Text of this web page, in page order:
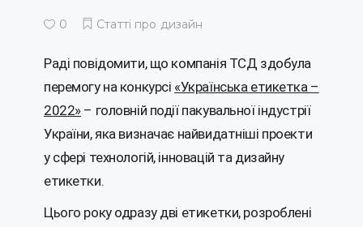
0 Статті про дизайн
Раді повідомити, що компанія ТСД здобула
перемогу на конкурсі «Українська етикетка –
2022»– головній події пакувальної індустрії
України, яка визначає найвидатніші проекти
у сфері технологій, інновацій та дизайну
етикетки.
Цього року одразу дві етикетки, розроблені